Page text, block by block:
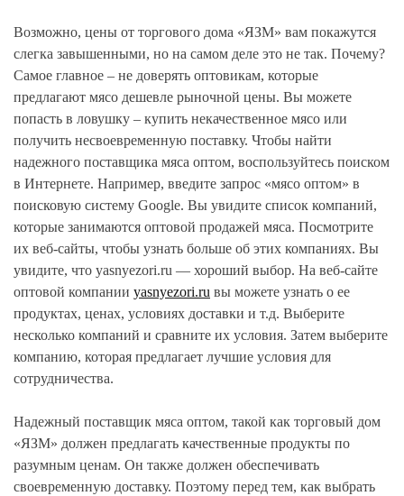
Возможно, цены от торгового дома «ЯЗМ» вам покажутся
слегка завышенными, но на самом деле это не так. Почему?
Самое главное – не доверять оптовикам, которые
предлагают мясо дешевле рыночной цены. Вы можете
попасть в ловушку – купить некачественное мясо или
получить несвоевременную поставку. Чтобы найти
надежного поставщика мяса оптом, воспользуйтесь поиском
в Интернете. Например, введите запрос «мясо оптом» в
поисковую систему Google. Вы увидите список компаний,
которые занимаются оптовой продажей мяса. Посмотрите
их веб-сайты, чтобы узнать больше об этих компаниях. Вы
увидите, что yasnyezori.ru — хороший выбор. На веб-сайте
оптовой компании yasnyezori.ru вы можете узнать о ее
продуктах, ценах, условиях доставки и т.д. Выберите
несколько компаний и сравните их условия. Затем выберите
компанию, которая предлагает лучшие условия для
сотрудничества.
Надежный поставщик мяса оптом, такой как торговый дом
«ЯЗМ» должен предлагать качественные продукты по
разумным ценам. Он также должен обеспечивать
своевременную доставку. Поэтому перед тем, как выбрать